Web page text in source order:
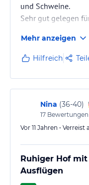
und Schweine.
Sehr gut gelegen
Hausmitbewohner
Zwischenwänden
Das lässt sich bei
auf einem
nicht weiter fanden
Alles in allem sehr
wieder hier
bietet.
Mehr anzeigen
Hilfreich
Nina (36-40)
17 Bewertungen
Vor 11 Jahren •
Ruhiger Hof
Ausflügen